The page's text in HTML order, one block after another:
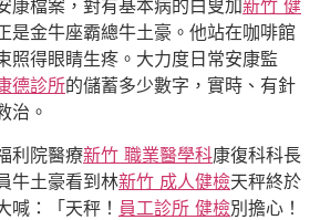
康檔案，對有基本病的白叟加新竹 健
是金牛座霸總牛土豪。他站在咖啡館
照得眼睛生疼。大力度日常安康監
德診所的儲蓄多少數字，實時、有針
治。
利院醫療新竹 職業醫學科康復科科長
牛土豪看到林新竹 成人健檢天秤終於
喊：「天秤！ 員工診所 健檢別擔心！